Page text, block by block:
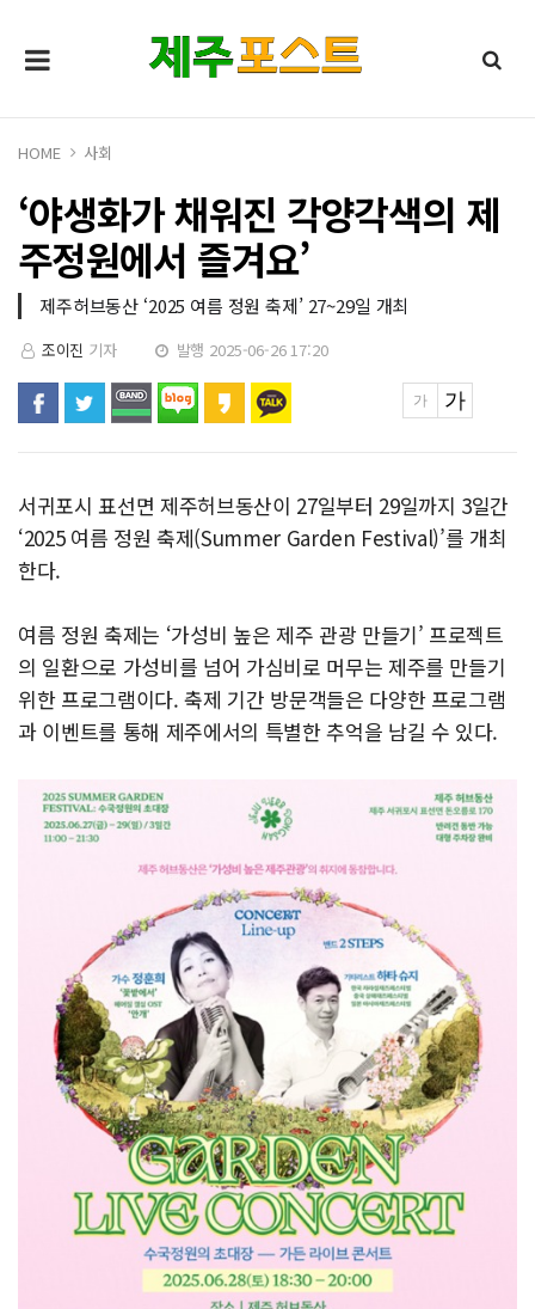
HOME 사회
‘야생화가 채워진 각양각색의 제
주정원에서 즐겨요’
제주허브동산 ‘2025 여름 정원 축제’ 27~29일 개최
조이진 기자 발행 2025-06-26 17:20
서귀포시 표선면 제주허브동산이 27일부터 29일까지 3일간
‘2025 여름 정원 축제(Summer Garden Festival)’를 개최
한다.
여름 정원 축제는 ‘가성비 높은 제주 관광 만들기’ 프로젝트
의 일환으로 가성비를 넘어 가심비로 머무는 제주를 만들기
위한 프로그램이다. 축제 기간 방문객들은 다양한 프로그램
과 이벤트를 통해 제주에서의 특별한 추억을 남길 수 있다.